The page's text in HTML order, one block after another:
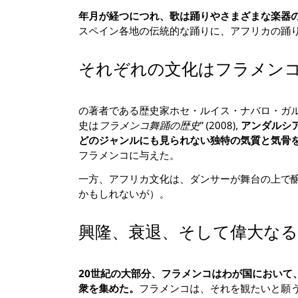
年月が経つにつれ、歌は踊りやさまざまな楽器
スペイン各地の伝統的な踊りに、アフリカの踊
それぞれの文化はフラメン
の著者である歴史家ホセ・ルイス・ナバロ・
史は フラメンコ舞踊の歴史” (2008), アンダルシ
どのジャンルにも見られない独特の気質と気骨
フラメンコに与えた。
一方、アフリカ文化は、ダンサーが舞台の上で
かもしれないが）。
興隆、衰退、そして偉大な
20世紀の大部分、フラメンコはわが国におい
衆を集めた。 フラメンコは、それを観たいと願